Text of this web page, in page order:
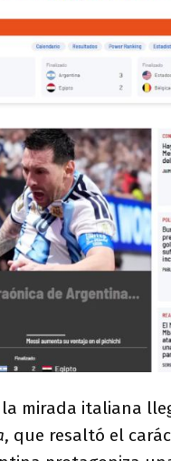
mirada italiana
, que resaltó el